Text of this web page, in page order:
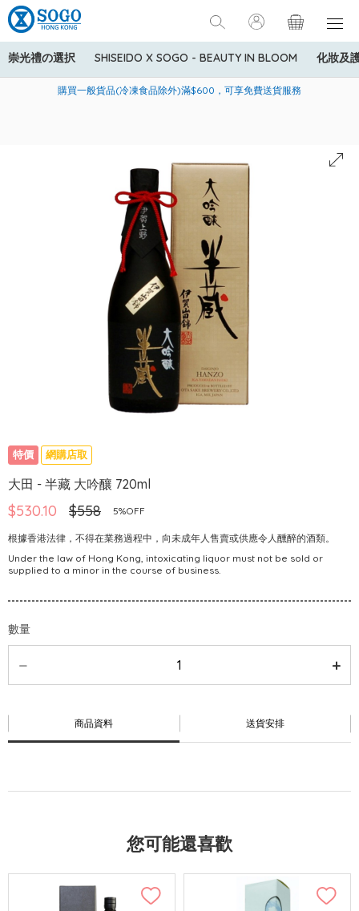
崇光禮の選択 SHISEIDO X SOGO - BEAUTY IN BLOOM 化妝及
美國運通Explorer®信用卡會員購物禮遇：高達5%簽賬回贈！
購買一般貨品(冷凍食品除外)滿$600，可享免費送貨服務
寄送中國內地服務只適用於指定商品，若訂單金額少於HK$600(折
特價 網購店取
大田 - 半藏 大吟釀 720ml
$530.10 $558 5%OFF
根據香港法律，不得在業務過程中，向未成年人售賣或供應令人醺醉的酒類。
Under the law of Hong Kong, intoxicating liquor must not be sold or
supplied to a minor in the course of business.
數量
商品資料 送貨安排
您可能還喜歡